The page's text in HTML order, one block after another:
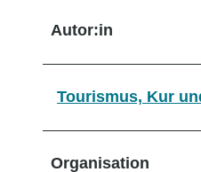
Autor:in
Tourismus, Kur
Organisation